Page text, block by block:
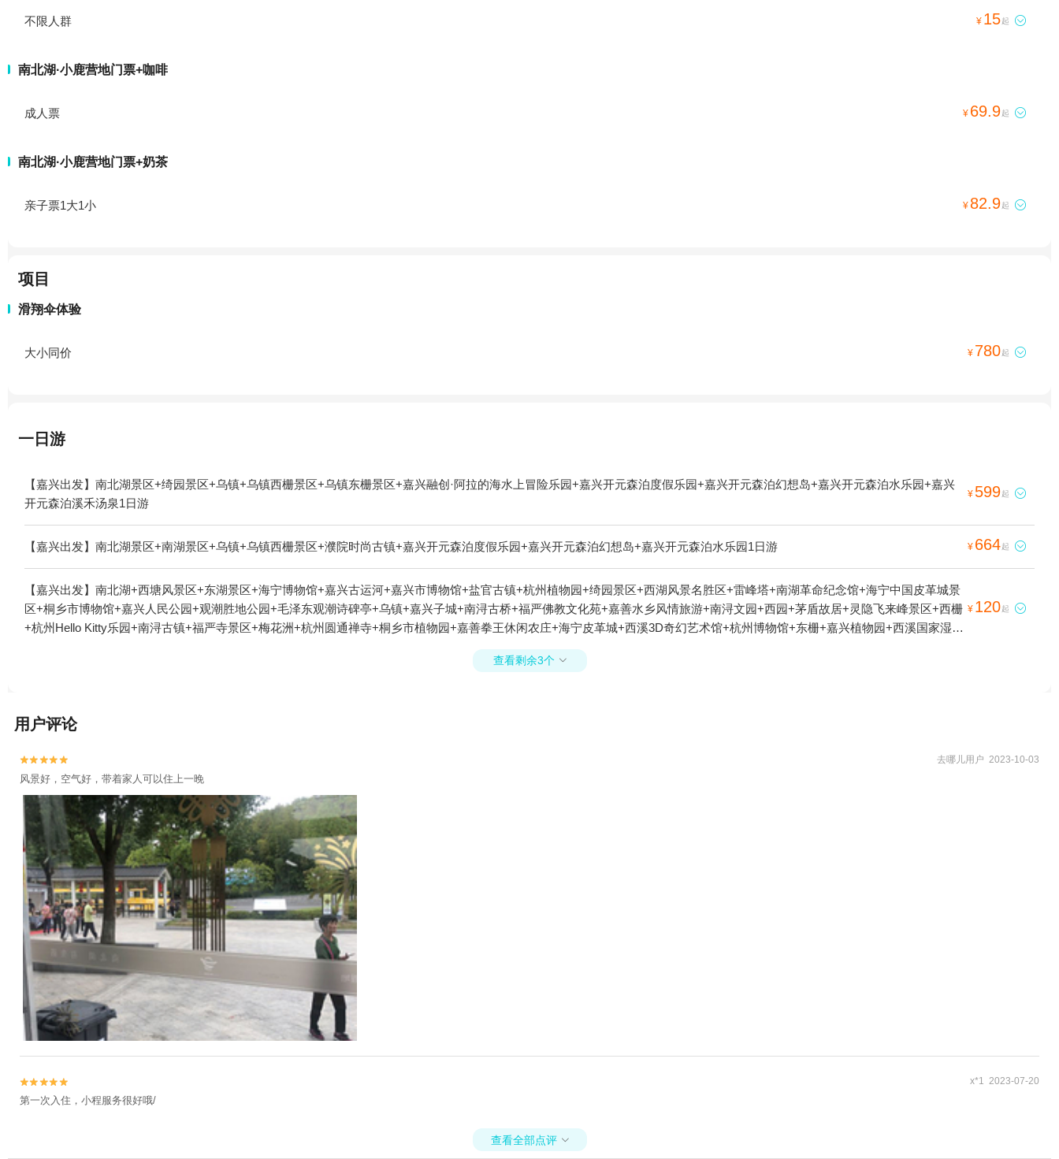
不限人群 ¥ 15起 
南北湖·小鹿营地门票+咖啡
成人票 ¥ 69.9起 
南北湖·小鹿营地门票+奶茶
亲子票1大1小 ¥ 82.9起 
项目
滑翔伞体验
大小同价 ¥ 780起 
一日游
【嘉兴出发】南北湖景区+绮园景区+乌镇+乌镇西栅景区+乌镇东栅景区+嘉兴融创·阿拉的海水上冒险乐园+嘉兴开元森泊度假乐园+嘉兴开元森泊幻想岛+嘉兴开元森泊水乐园+嘉兴
开元森泊溪禾汤泉1日游
¥ 599起 
【嘉兴出发】南北湖景区+南湖景区+乌镇+乌镇西栅景区+濮院时尚古镇+嘉兴开元森泊度假乐园+嘉兴开元森泊幻想岛+嘉兴开元森泊水乐园1日游 ¥ 664起 
【嘉兴出发】南北湖+西塘风景区+东湖景区+海宁博物馆+嘉兴古运河+嘉兴市博物馆+盐官古镇+杭州植物园+绮园景区+西湖风景名胜区+雷峰塔+南湖革命纪念馆+海宁中国皮革城景
区+桐乡市博物馆+嘉兴人民公园+观潮胜地公园+毛泽东观潮诗碑亭+乌镇+嘉兴子城+南浔古桥+福严佛教文化苑+嘉善水乡风情旅游+南浔文园+西园+茅盾故居+灵隐飞来峰景区+西栅
+杭州Hello Kitty乐园+南浔古镇+福严寺景区+梅花洲+杭州圆通禅寺+桐乡市植物园+嘉善拳王休闲农庄+海宁皮革城+西溪3D奇幻艺术馆+杭州博物馆+东栅+嘉兴植物园+西溪国家湿地
公园+嘉善大云+萧山钱江观潮城+海宁潮+云澜湾景区+西溪黑根蜡像馆+嘉兴清池温泉+梅花洲水上乐园+西溪草堂+嘉兴南北湖嘉蔓基基地+TT野战真人CS(西溪店)+歌斐颂巧克力小
镇+尖山高尔夫+球幕体验馆+嘉兴喜洋洋儿童乐园+西溪湿地印象摇橹船+西溪庄园+南浔金海湾游泳馆+猎鹰CS野战（西溪湿地）+乌镇华庄生态园+云澜湾·四季花海乐园+西塘本地
浔辑里湖丝馆+阿丽拉乌镇+乌镇民宿+乌镇望津里精品酒店+乌镇乌村酒店+乌镇水市客舍+cheer leap n fly游乐+民当景区+盐官芳草青青房车营地+海宁盐官旅游度假区+乌镇国际汽
术馆+星零界(南浔古镇）+盐官潮乐之城+嘉兴开元森泊度假乐园+观潮城+飞来峰造像+大尖山景区+海宁皮革博物馆+西溪湿地董湾+南浔古镇白金水上营地+嘉兴开元森泊幻想岛+嘉
兴开元森泊水乐园1日游
¥ 120起 
查看剩余3个 
用户评论

 去哪儿用户 2023-10-03
风景好，空气好，带着家人可以住上一晚

 x*1 2023-07-20
第一次入住，小程服务很好哦/
查看全部点评 